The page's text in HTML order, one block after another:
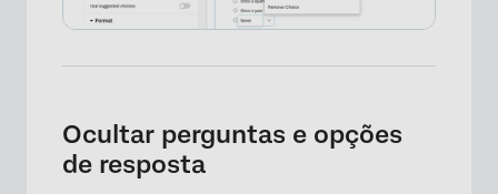
Ocultar perguntas e opções
de resposta